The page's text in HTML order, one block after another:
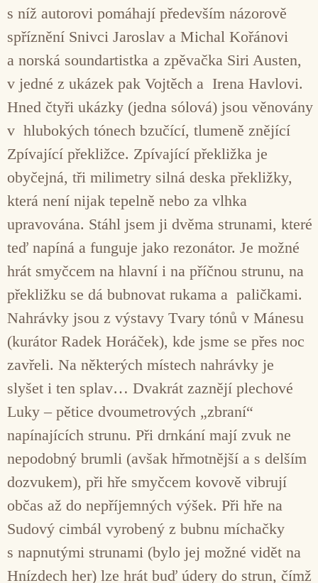
s níž autorovi pomáhají především názorově
spříznění Snivci Jaroslav a Michal Kořánovi
a norská soundartistka a zpěvačka Siri Austen,
v jedné z ukázek pak Vojtěch a Irena Havlovi.
Hned čtyři ukázky (jedna sólová) jsou věnovány
v hlubokých tónech bzučící, tlumeně znějící
Zpívající překližce. Zpívající překližka je
obyčejná, tři milimetry silná deska překližky,
která není nijak tepelně nebo za vlhka
upravována. Stáhl jsem ji dvěma strunami, které
teď napíná a funguje jako rezonátor. Je možné
hrát smyčcem na hlavní i na příčnou strunu, na
překližku se dá bubnovat rukama a paličkami.
Nahrávky jsou z výstavy Tvary tónů v Mánesu
(kurátor Radek Horáček), kde jsme se přes noc
zavřeli. Na některých místech nahrávky je
slyšet i ten splav… Dvakrát zaznějí plechové
Luky – pětice dvoumetrových „zbraní“
napínajících strunu. Při drnkání mají zvuk ne
nepodobný brumli (avšak hřmotnější a s delším
dozvukem), při hře smyčcem kovově vibrují
občas až do nepříjemných výšek. Při hře na
Sudový cimbál vyrobený z bubnu míchačky
s napnutými strunami (bylo jej možné vidět na
Hnízdech her) lze hrát buď údery do strun, čímž